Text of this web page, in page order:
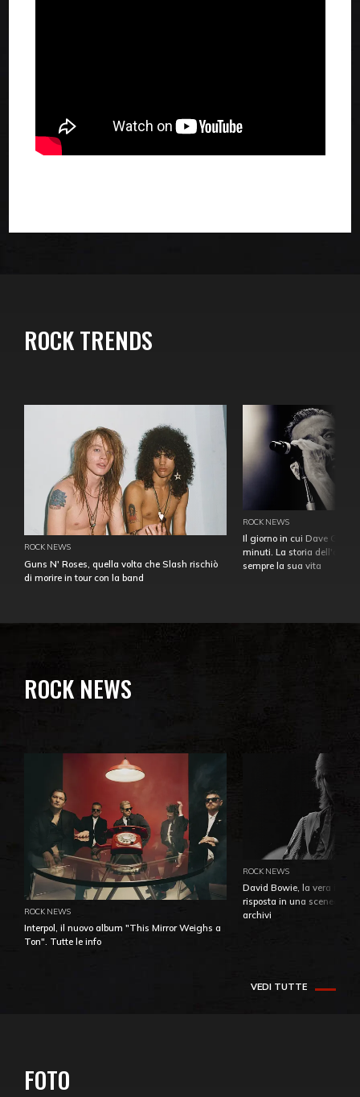
ROCK TRENDS
ROCK NEWS
Guns N' Roses, quella volta che Slash rischiò
di morire in tour con la band
ROCK NEWS
Il giorno in cui Dave
minuti. La storia
sempre la sua vita
ROCK NEWS
ROCK NEWS
Interpol, il nuovo album "This Mirror Weighs a
Ton". Tutte le info
ROCK NEWS
David Bowie, la vera
risposta in una
archivi
VEDI TUTTE
FOTO